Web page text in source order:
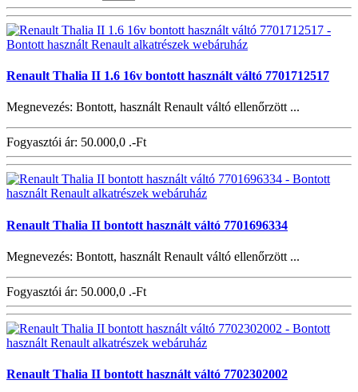
Renault Thalia II 1.6 16v bontott használt váltó 7701712517
Megnevezés: Bontott, használt Renault váltó ellenőrzött ...
Fogyasztói ár: 50.000,0 .-Ft
Renault Thalia II bontott használt váltó 7701696334
Megnevezés: Bontott, használt Renault váltó ellenőrzött ...
Fogyasztói ár: 50.000,0 .-Ft
Renault Thalia II bontott használt váltó 7702302002